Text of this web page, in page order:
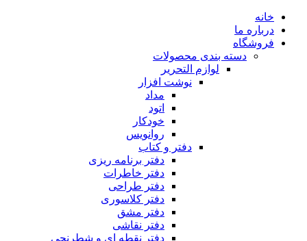
خانه
درباره ما
فروشگاه
دسته بندی محصولات
لوازم التحریر
نوشت افزار
مداد
اتود
خودکار
روانویس
دفتر و کتاب
دفتر برنامه ریزی
دفتر خاطرات
دفتر طراحی
دفتر کلاسوری
دفتر مشق
دفتر نقاشی
دفتر نقطه ای و شطرنجی